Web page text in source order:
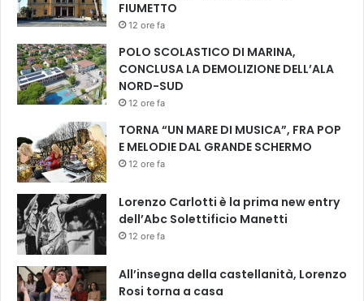
B
b
a
C
a
s
FIUMETTO
12 ore fa
POLO SCOLASTICO DI MARINA,
CONCLUSA LA DEMOLIZIONE DELL’ALA
NORD-SUD
12 ore fa
TORNA “UN MARE DI MUSICA”, FRA POP
E MELODIE DAL GRANDE SCHERMO
12 ore fa
Lorenzo Carlotti è la prima new entry
dell’Abc Solettificio Manetti
12 ore fa
All’insegna della castellanità, Lorenzo
Rosi torna a casa